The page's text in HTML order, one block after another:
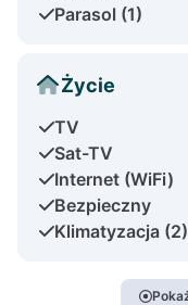
Parasol (1)
Życie
TV
Sat-TV
Internet (WiFi)
Bezpieczny
Klimatyzacja (2)